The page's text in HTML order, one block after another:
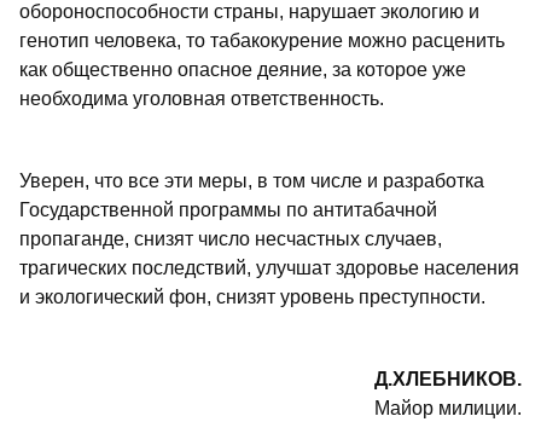
обороноспособности страны, нарушает экологию и
генотип человека, то табакокурение можно расценить
как общественно опасное деяние, за которое уже
необходима уголовная ответственность.
Уверен, что все эти меры, в том числе и разработка
Государственной программы по антитабачной
пропаганде, снизят число несчастных случаев,
трагических последствий, улучшат здоровье населения
и экологический фон, снизят уровень преступности.
Д.ХЛЕБНИКОВ.
Майор милиции.